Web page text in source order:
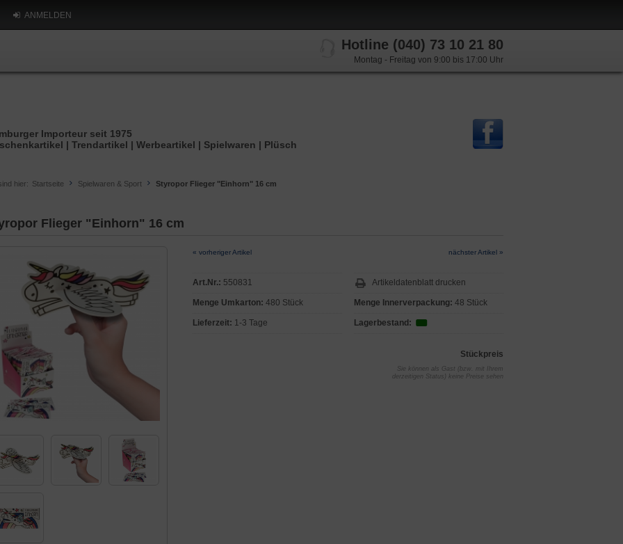
ANMELDEN
Hotline (040) 73 10 21 80
Montag - Freitag von 9:00 bis 17:00 Uhr
Importeur seit 1975
| Trendartikel | Werbeartikel | Spielwaren | Plüsch
hier: Startseite Spielwaren & Sport Styropor Flieger "Einhorn" 16 cm
Flieger "Einhorn" 16 cm
« vorheriger Artikel nächster Artikel »
Art.Nr.: 550831
Menge Umkarton: 480 Stück
Lieferzeit: 1-3 Tage
Artikeldatenblatt drucken
Menge Innerverpackung: 48 Stück
Lagerbestand:
Stückpreis
Sie können als Gast (bzw. mit Ihrem
derzeitigen Status) keine Preise sehen